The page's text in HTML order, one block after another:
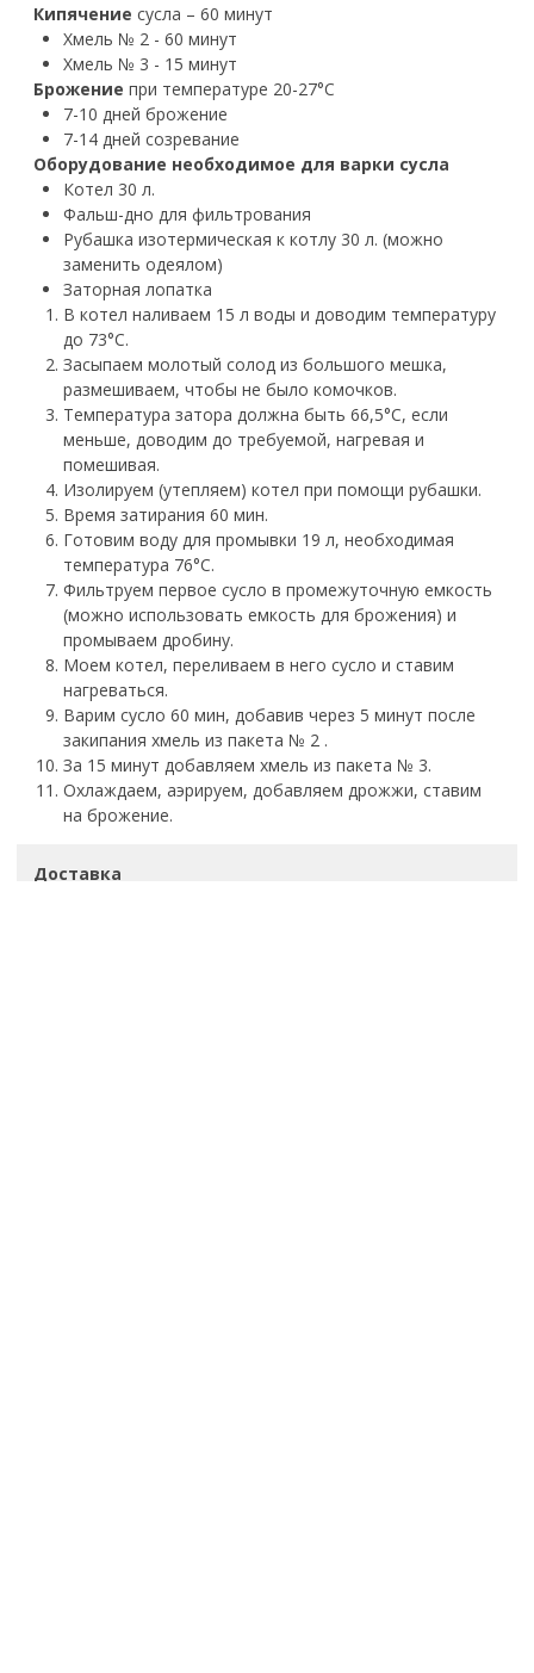
Кипячение сусла – 60 минут
Хмель № 2 - 60 минут
Хмель № 3 - 15 минут
Брожение при температуре 20-27°С
7-10 дней брожение
7-14 дней созревание
Оборудование необходимое для варки сусла
Котел 30 л.
Фальш-дно для фильтрования
Рубашка изотермическая к котлу 30 л. (можно
заменить одеялом)
Заторная лопатка
В котел наливаем 15 л воды и доводим температуру
до 73°С.
Засыпаем молотый солод из большого мешка,
размешиваем, чтобы не было комочков.
Температура затора должна быть 66,5°С, если
меньше, доводим до требуемой, нагревая и
помешивая.
Изолируем (утепляем) котел при помощи рубашки.
Время затирания 60 мин.
Готовим воду для промывки 19 л, необходимая
температура 76°С.
Фильтруем первое сусло в промежуточную емкость
(можно использовать емкость для брожения) и
промываем дробину.
Моем котел, переливаем в него сусло и ставим
нагреваться.
Варим сусло 60 мин, добавив через 5 минут после
закипания хмель из пакета № 2 .
За 15 минут добавляем хмель из пакета № 3.
Охлаждаем, аэрируем, добавляем дрожжи, ставим
на брожение.
Доставка